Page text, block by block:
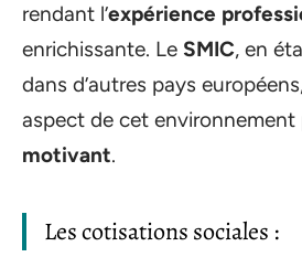
rendant l’expérience
enrichissante. Le SMIC, en
dans d’autres pays
aspect de cet environnement
motivant.
Les cotisations sociales :